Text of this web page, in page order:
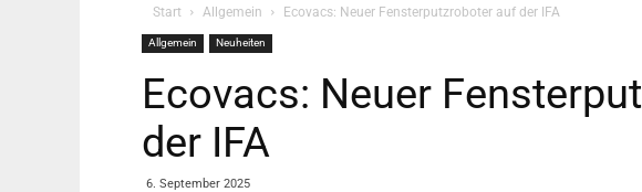
Start Allgemein Ecovacs: Neuer Fensterputzroboter auf der IFA
Allgemein Neuheiten
Ecovacs: Neuer
der IFA
6. September 2025